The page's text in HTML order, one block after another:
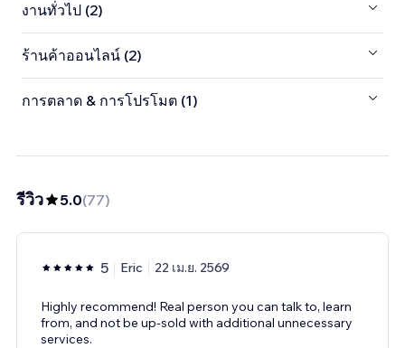
งานทั่วไป (2)
ร้านค้าออนไลน์ (2)
การตลาด & การโปรโมต (1)
รีวิว 5.0(77)
5 Eric 22 เม.ย. 2569
Highly recommend! Real person you can talk to, learn
from, and not be up-sold with additional unnecessary
services.